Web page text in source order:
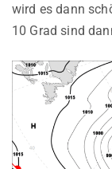
wird es dann
10 Grad sind